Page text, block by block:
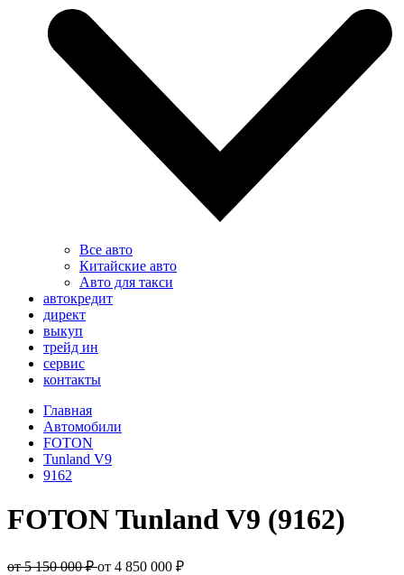
Все авто
Китайские авто
Авто для такси
автокредит
директ
выкуп
трейд ин
сервис
контакты
Главная
Автомобили
FOTON
Tunland V9
9162
FOTON Tunland V9 (9162)
от 5 150 000 ₽от 4 850 000 ₽